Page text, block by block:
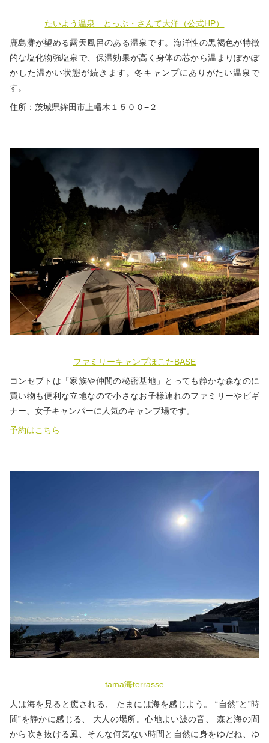
たいよう温泉 とっぷ・さんて大洋（公式HP）
鹿島灘が望める露天風呂のある温泉です。海洋性の黒褐色が特徴
的な塩化物強塩泉で、保温効果が高く身体の芯から温まりぽかぽ
かした温かい状態が続きます。冬キャンプにありがたい温泉で
す。
住所：茨城県鉾田市上幡木１５００−２
ファミリーキャンプほこたBASE
コンセプトは「家族や仲間の秘密基地」とっても静かな森なのに
買い物も便利な立地なので小さなお子様連れのファミリーやビギ
ナー、女子キャンパーに人気のキャンプ場です。
予約はこちら
tama海terrasse
人は海を見ると癒される、 たまには海を感じよう。 “自然”と”時
間”を静かに感じる、 大人の場所。心地よい波の音、 森と海の間
から吹き抜ける風、そんな何気ない時間と自然に身をゆだね、ゆ